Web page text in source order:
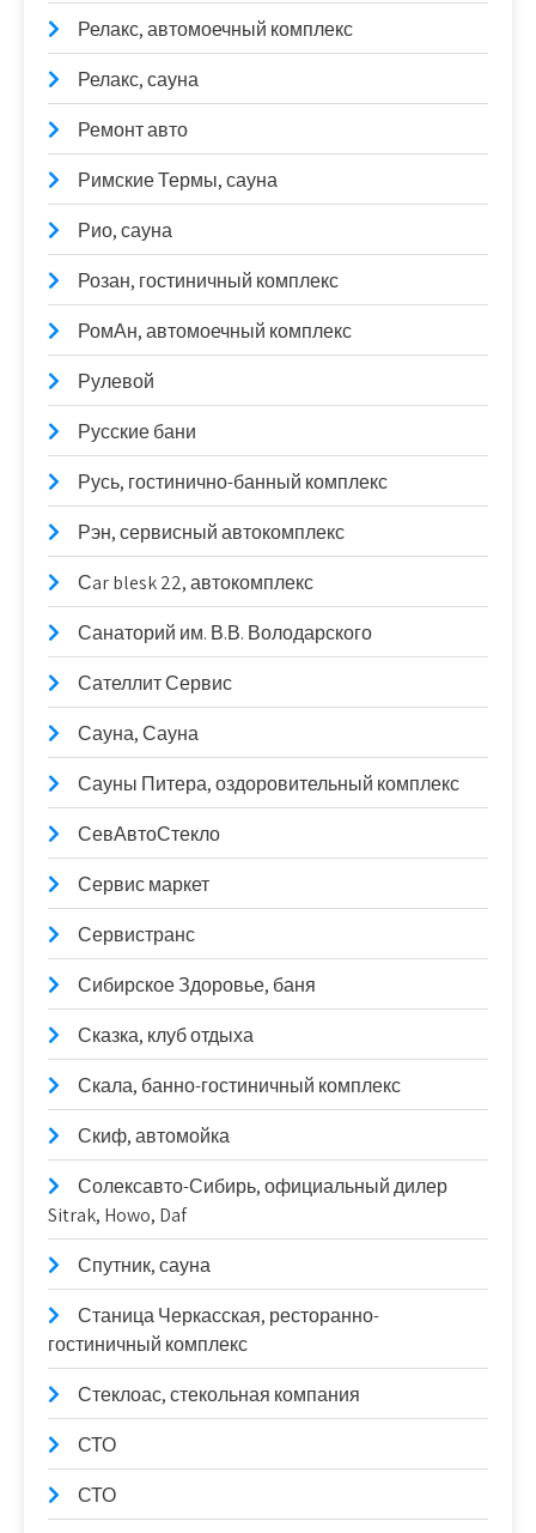
Релакс, автомоечный комплекс
Релакс, сауна
Ремонт авто
Римские Термы, сауна
Рио, сауна
Розан, гостиничный комплекс
РомАн, автомоечный комплекс
Рулевой
Русские бани
Русь, гостинично-банный комплекс
Рэн, сервисный автокомплекс
Сar blesk 22, автокомплекс
Санаторий им. В.В. Володарского
Сателлит Сервис
Сауна, Сауна
Сауны Питера, оздоровительный комплекс
СевАвтоСтекло
Сервис маркет
Сервистранс
Сибирское Здоровье, баня
Сказка, клуб отдыха
Скала, банно-гостиничный комплекс
Скиф, автомойка
Солексавто-Сибирь, официальный дилер
Sitrak, Howo, Daf
Спутник, сауна
Станица Черкасская, ресторанно-
гостиничный комплекс
Стеклоас, стекольная компания
СТО
СТО